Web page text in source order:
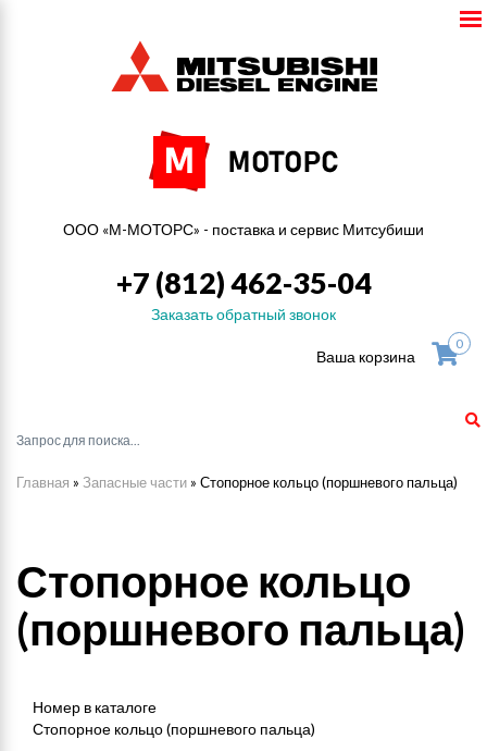
ООО «М-МОТОРС» - поставка и сервис Митсубиши
+7 (812) 462-35-04
Заказать обратный звонок
Ваша корзина
0
Главная » Запасные части » Стопорное кольцо (поршневого пальца)
Стопорное кольцо
(поршневого пальца)
Номер в каталоге
Стопорное кольцо (поршневого пальца)